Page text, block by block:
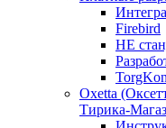
Firebird
НЕ
Oxetta
Тирика-